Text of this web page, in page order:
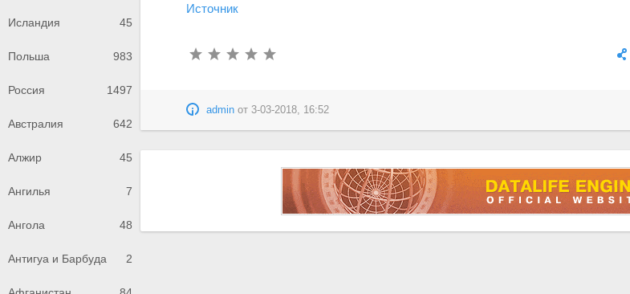
Исландия 45
Польша 983
Россия 1497
Австралия 642
Алжир 45
Ангилья 7
Ангола 48
Антигуа и Барбуда 2
Источник
admin от 3-03-2018, 16:52